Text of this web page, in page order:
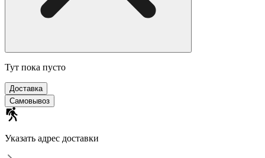
Тут пока пусто
Доставка
Самовывоз
Указать адрес доставки